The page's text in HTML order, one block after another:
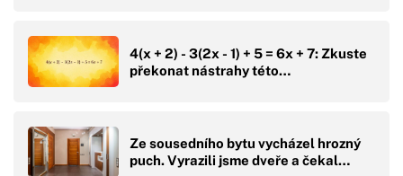
4(x + 2) - 3(2x - 1) + 5 = 6x + 7: Zkuste
překonat nástrahy této…
Ze sousedního bytu vycházel hrozný
puch. Vyrazili jsme dveře a čekal…